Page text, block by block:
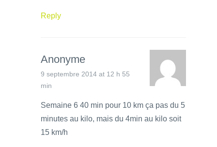
Reply
Anonyme
9 septembre 2014 at 12 h 55
min
Semaine 6 40 min pour 10 km ça pas du 5
minutes au kilo, mais du 4min au kilo soit
15 km/h